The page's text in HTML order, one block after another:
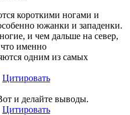
короткими ногами и
южанки и западенки.
и чем дальше на север,
именно
одним из самых
Цитировать
и делайте выводы.
Цитировать